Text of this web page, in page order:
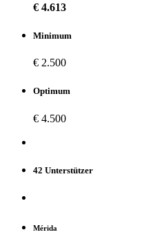
€ 4.613
Minimum
€ 2.500
Optimum
€ 4.500
42 Unterstützer
Mérida